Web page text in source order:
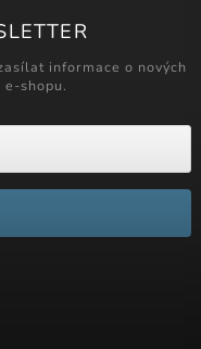
informace o nových
e-shopu.